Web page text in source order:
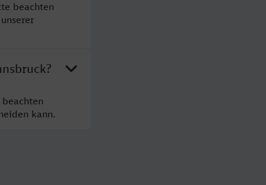
beachten
kann.